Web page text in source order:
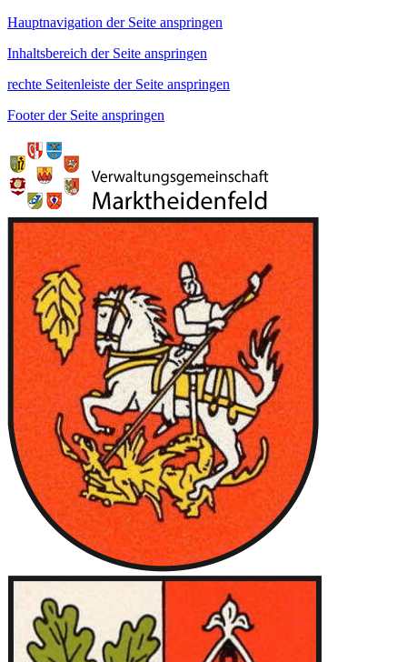
Hauptnavigation der Seite anspringen
Inhaltsbereich der Seite anspringen
rechte Seitenleiste der Seite anspringen
Footer der Seite anspringen